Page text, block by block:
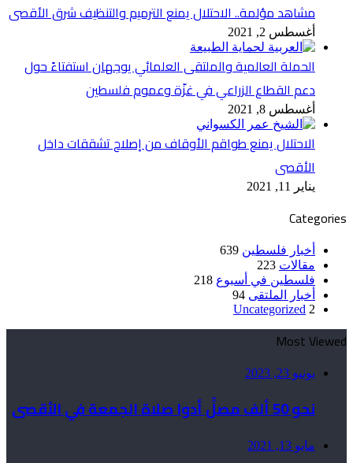
مشاهد مؤلمة.. الاحتلال يمنع الترميم والتنظيف شرق الأقصى
أغسطس 2, 2021
الحملة العالمية والملتقى العلمائي يوجهان استفتاءً حول
دعم القطاع الزراعي في غزّة وعموم فلسطين
أغسطس 8, 2021
الاحتلال يمنع طواقم الأوقاف من إصلاح تشققات داخل
الأقصى
يناير 11, 2021
Categories
أخبار فلسطين 639
مقالات 223
فلسطين في أسبوع 218
أخبار الملتقى 94
Uncategorized 2
Most Viewed
يونيو 23, 2023
نحو 50 ألف مصلٍّ أدوا صلاة الجمعة في الأقصى
مايو 13, 2021